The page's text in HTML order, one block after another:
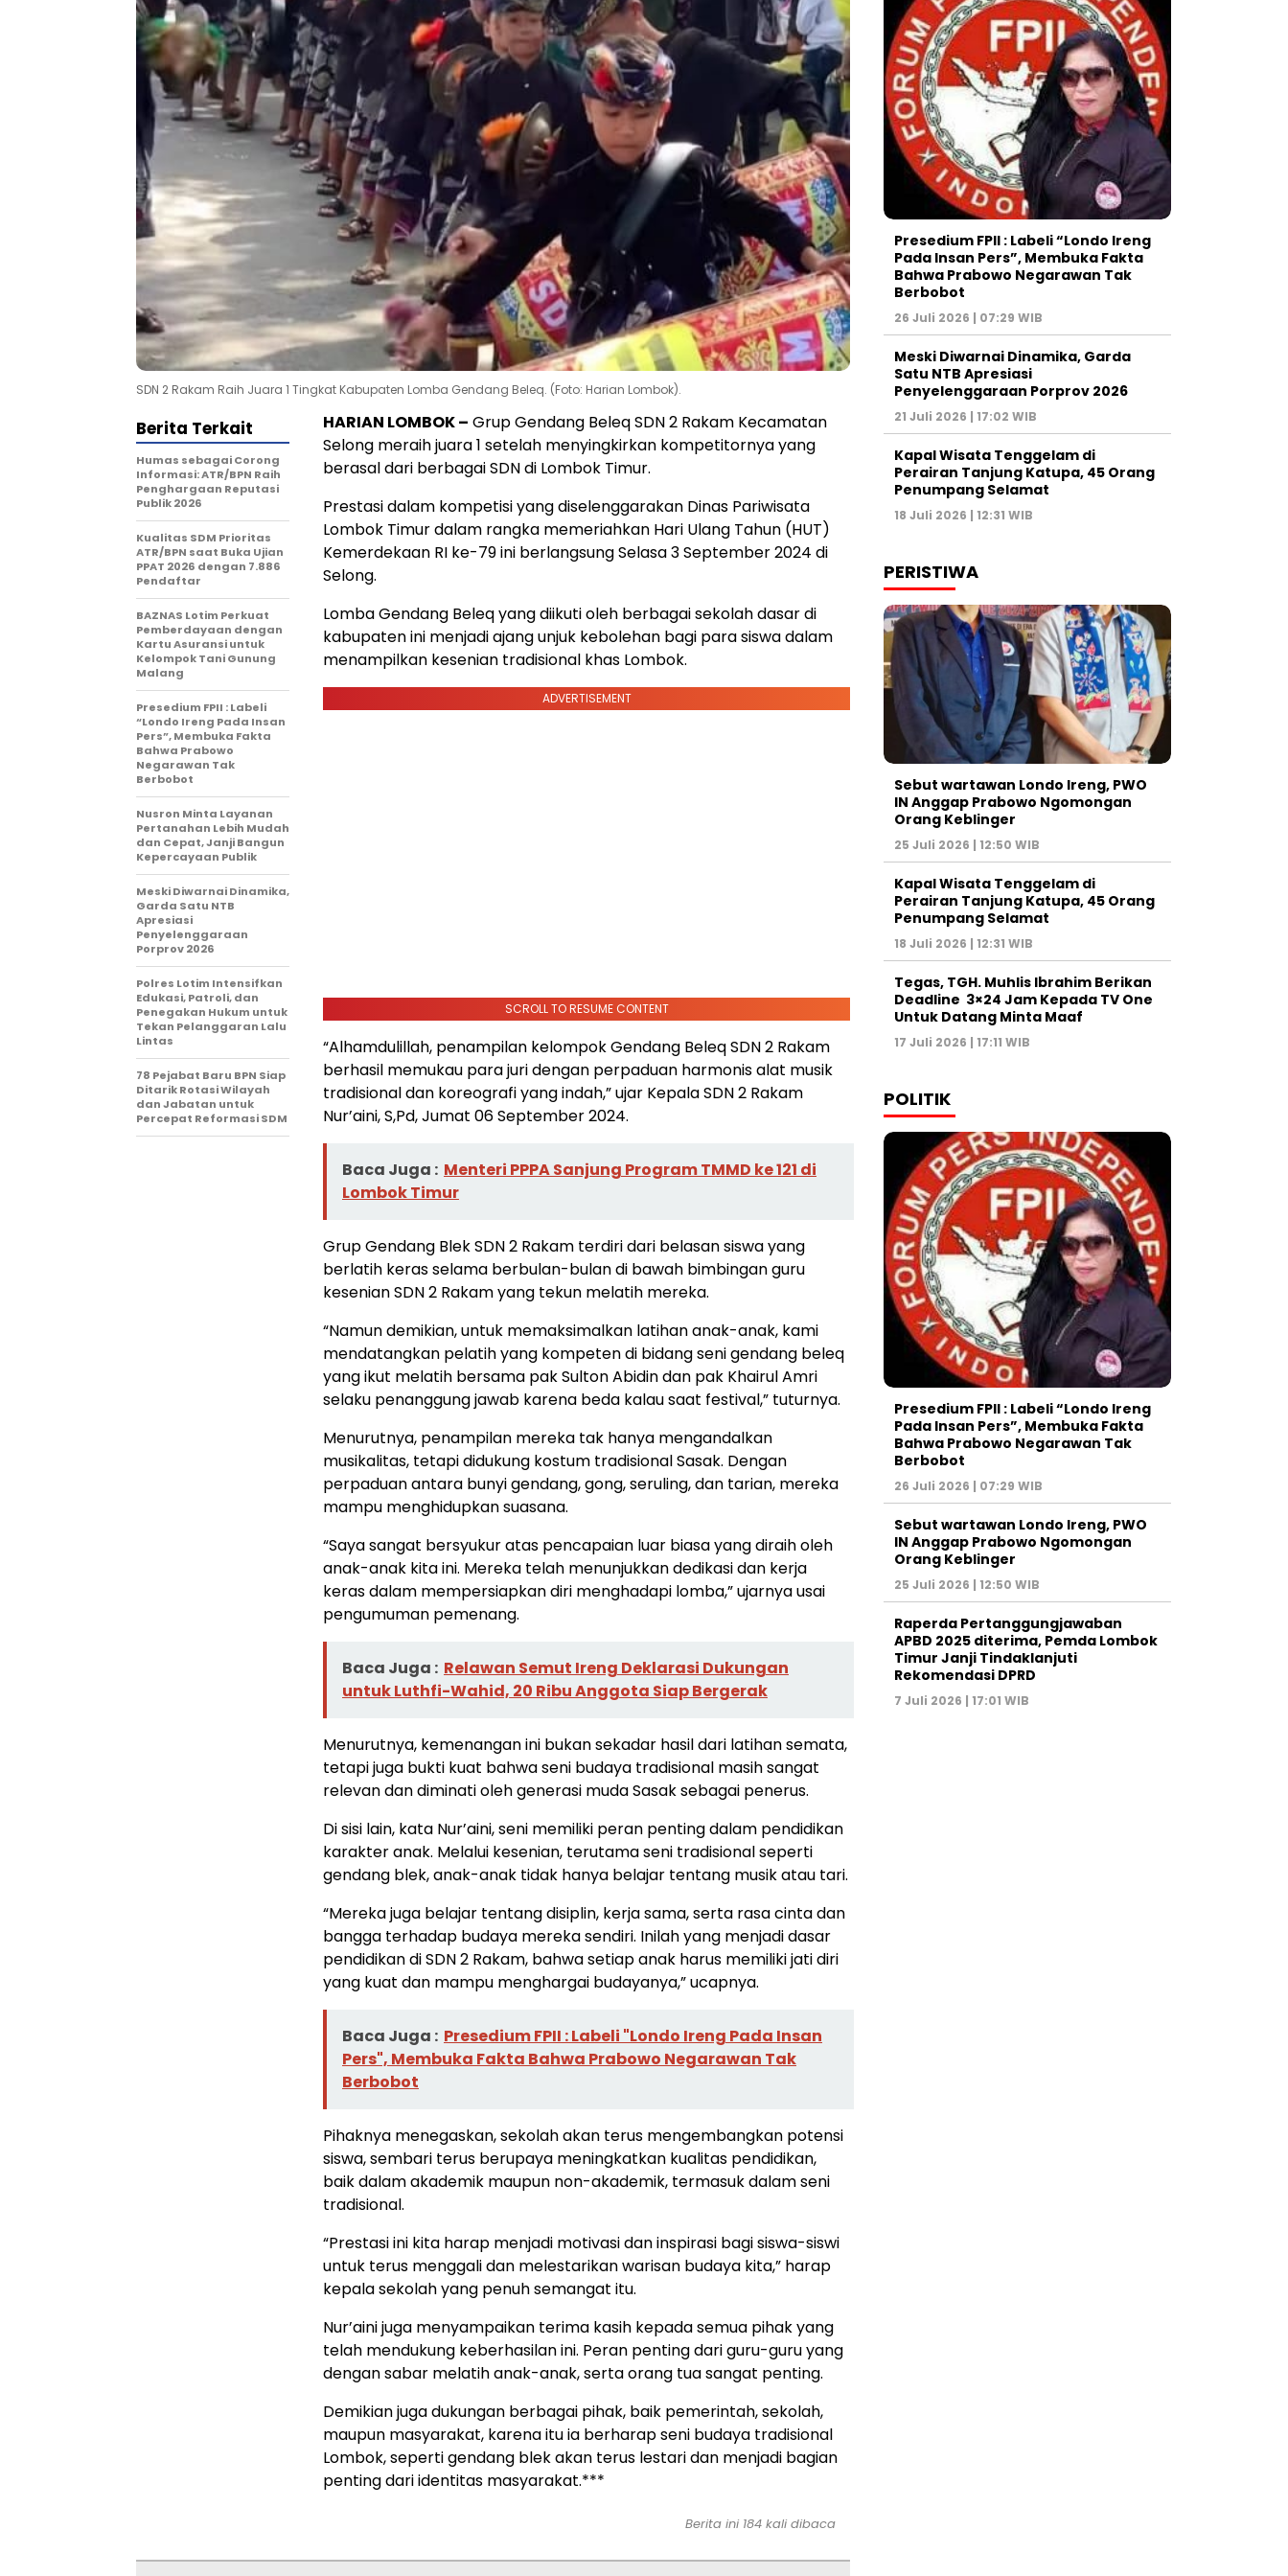
SDN 2 Rakam Raih Juara 1 Tingkat Kabupaten Lomba Gendang Beleq. (Foto: Harian Lombok).
HARIAN LOMBOK – Grup Gendang Beleq SDN 2 Rakam Kecamatan
Selong meraih juara 1 setelah menyingkirkan kompetitornya yang
berasal dari berbagai SDN di Lombok Timur.
Prestasi dalam kompetisi yang diselenggarakan Dinas Pariwisata
Lombok Timur dalam rangka memeriahkan Hari Ulang Tahun (HUT)
Kemerdekaan RI ke-79 ini berlangsung Selasa 3 September 2024 di
Selong.
Lomba Gendang Beleq yang diikuti oleh berbagai sekolah dasar di
kabupaten ini menjadi ajang unjuk kebolehan bagi para siswa dalam
menampilkan kesenian tradisional khas Lombok.
ADVERTISEMENT
SCROLL TO RESUME CONTENT
“Alhamdulillah, penampilan kelompok Gendang Beleq SDN 2 Rakam
berhasil memukau para juri dengan perpaduan harmonis alat musik
tradisional dan koreografi yang indah,” ujar Kepala SDN 2 Rakam
Nur’aini, S,Pd, Jumat 06 September 2024.
Baca Juga : Menteri PPPA Sanjung Program TMMD ke 121 di
Lombok Timur
Grup Gendang Blek SDN 2 Rakam terdiri dari belasan siswa yang
berlatih keras selama berbulan-bulan di bawah bimbingan guru
kesenian SDN 2 Rakam yang tekun melatih mereka.
“Namun demikian, untuk memaksimalkan latihan anak-anak, kami
mendatangkan pelatih yang kompeten di bidang seni gendang beleq
yang ikut melatih bersama pak Sulton Abidin dan pak Khairul Amri
selaku penanggung jawab karena beda kalau saat festival,” tuturnya.
Menurutnya, penampilan mereka tak hanya mengandalkan
musikalitas, tetapi didukung kostum tradisional Sasak. Dengan
perpaduan antara bunyi gendang, gong, seruling, dan tarian, mereka
mampu menghidupkan suasana.
“Saya sangat bersyukur atas pencapaian luar biasa yang diraih oleh
anak-anak kita ini. Mereka telah menunjukkan dedikasi dan kerja
keras dalam mempersiapkan diri menghadapi lomba,” ujarnya usai
pengumuman pemenang.
Baca Juga : Relawan Semut Ireng Deklarasi Dukungan
untuk Luthfi-Wahid, 20 Ribu Anggota Siap Bergerak
Menurutnya, kemenangan ini bukan sekadar hasil dari latihan semata,
tetapi juga bukti kuat bahwa seni budaya tradisional masih sangat
relevan dan diminati oleh generasi muda Sasak sebagai penerus.
Di sisi lain, kata Nur’aini, seni memiliki peran penting dalam pendidikan
karakter anak. Melalui kesenian, terutama seni tradisional seperti
gendang blek, anak-anak tidak hanya belajar tentang musik atau tari.
“Mereka juga belajar tentang disiplin, kerja sama, serta rasa cinta dan
bangga terhadap budaya mereka sendiri. Inilah yang menjadi dasar
pendidikan di SDN 2 Rakam, bahwa setiap anak harus memiliki jati diri
yang kuat dan mampu menghargai budayanya,” ucapnya.
Baca Juga : Presedium FPII : Labeli "Londo Ireng Pada Insan
Pers", Membuka Fakta Bahwa Prabowo Negarawan Tak
Berbobot
Pihaknya menegaskan, sekolah akan terus mengembangkan potensi
siswa, sembari terus berupaya meningkatkan kualitas pendidikan,
baik dalam akademik maupun non-akademik, termasuk dalam seni
tradisional.
“Prestasi ini kita harap menjadi motivasi dan inspirasi bagi siswa-siswi
untuk terus menggali dan melestarikan warisan budaya kita,” harap
kepala sekolah yang penuh semangat itu.
Nur’aini juga menyampaikan terima kasih kepada semua pihak yang
telah mendukung keberhasilan ini. Peran penting dari guru-guru yang
dengan sabar melatih anak-anak, serta orang tua sangat penting.
Demikian juga dukungan berbagai pihak, baik pemerintah, sekolah,
maupun masyarakat, karena itu ia berharap seni budaya tradisional
Lombok, seperti gendang blek akan terus lestari dan menjadi bagian
penting dari identitas masyarakat.***
Berita Terkait
Humas sebagai Corong
Informasi: ATR/BPN Raih
Penghargaan Reputasi
Publik 2026
Kualitas SDM Prioritas
ATR/BPN saat Buka Ujian
PPAT 2026 dengan 7.886
Pendaftar
BAZNAS Lotim Perkuat
Pemberdayaan dengan
Kartu Asuransi untuk
Kelompok Tani Gunung
Malang
Presedium FPII : Labeli
“Londo Ireng Pada Insan
Pers”, Membuka Fakta
Bahwa Prabowo
Negarawan Tak
Berbobot
Nusron Minta Layanan
Pertanahan Lebih Mudah
dan Cepat, Janji Bangun
Kepercayaan Publik
Meski Diwarnai Dinamika,
Garda Satu NTB
Apresiasi
Penyelenggaraan
Porprov 2026 ‎
Polres Lotim Intensifkan
Edukasi, Patroli, dan
Penegakan Hukum untuk
Tekan Pelanggaran Lalu
Lintas
78 Pejabat Baru BPN Siap
Ditarik Rotasi Wilayah
dan Jabatan untuk
Percepat Reformasi SDM
Berita ini 184 kali dibaca
Presedium FPII : Labeli “Londo Ireng
Pada Insan Pers”, Membuka Fakta
Bahwa Prabowo Negarawan Tak
Berbobot
26 Juli 2026 | 07:29 WIB
Meski Diwarnai Dinamika, Garda
Satu NTB Apresiasi
Penyelenggaraan Porprov 2026 ‎
21 Juli 2026 | 17:02 WIB
Kapal Wisata Tenggelam di
Perairan Tanjung Katupa, 45 Orang
Penumpang Selamat
18 Juli 2026 | 12:31 WIB
PERISTIWA
Sebut wartawan Londo Ireng, PWO
IN Anggap Prabowo Ngomongan
Orang Keblinger
25 Juli 2026 | 12:50 WIB
Kapal Wisata Tenggelam di
Perairan Tanjung Katupa, 45 Orang
Penumpang Selamat
18 Juli 2026 | 12:31 WIB
Tegas, TGH. Muhlis Ibrahim Berikan
Deadline 3×24 Jam Kepada TV One
Untuk Datang Minta Maaf
17 Juli 2026 | 17:11 WIB
POLITIK
Presedium FPII : Labeli “Londo Ireng
Pada Insan Pers”, Membuka Fakta
Bahwa Prabowo Negarawan Tak
Berbobot
26 Juli 2026 | 07:29 WIB
Sebut wartawan Londo Ireng, PWO
IN Anggap Prabowo Ngomongan
Orang Keblinger
25 Juli 2026 | 12:50 WIB
Raperda Pertanggungjawaban
APBD 2025 diterima, Pemda Lombok
Timur Janji Tindaklanjuti
Rekomendasi DPRD
7 Juli 2026 | 17:01 WIB